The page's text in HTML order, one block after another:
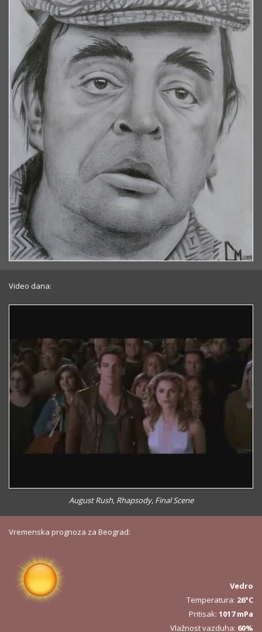
Video dana:
August Rush, Rhapsody, Final Scene
Vremenska prognoza za Beograd:
Vedro
Temperatura: 26°C
Pritisak: 1017 mPa
Vlažnost vazduha: 60%